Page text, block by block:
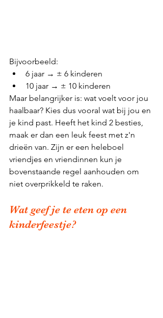
Bijvoorbeeld:
6 jaar → ± 6 kinderen
10 jaar → ± 10 kinderen
Maar belangrijker is: wat voelt voor jou
haalbaar? Kies dus vooral wat bij jou en
je kind past. Heeft het kind 2 besties,
maak er dan een leuk feest met z'n
drieën van. Zijn er een heleboel
vriendjes en vriendinnen kun je
bovenstaande regel aanhouden om
niet overprikkeld te raken.
Wat geef je te eten op een
kinderfeestje?